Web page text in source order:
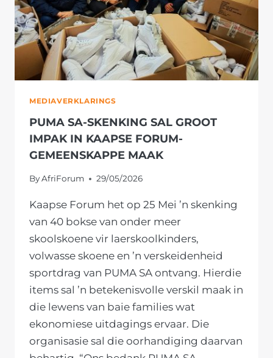
WEENS
SIEKTE
EN
NIE
OMSTREDE
SOOS
VORIGE
NIE
MEDIAVERKLARINGS
PUMA SA-SKENKING SAL GROOT
IMPAK IN KAAPSE FORUM-
GEMEENSKAPPE MAAK
ByAfriForum 29/05/2026
Kaapse Forum het op 25 Mei ’n skenking
van 40 bokse van onder meer
skoolskoene vir laerskoolkinders,
volwasse skoene en ’n verskeidenheid
sportdrag van PUMA SA ontvang. Hierdie
items sal ’n betekenisvolle verskil maak in
die lewens van baie families wat
ekonomiese uitdagings ervaar. Die
organisasie sal die oorhandiging daarvan